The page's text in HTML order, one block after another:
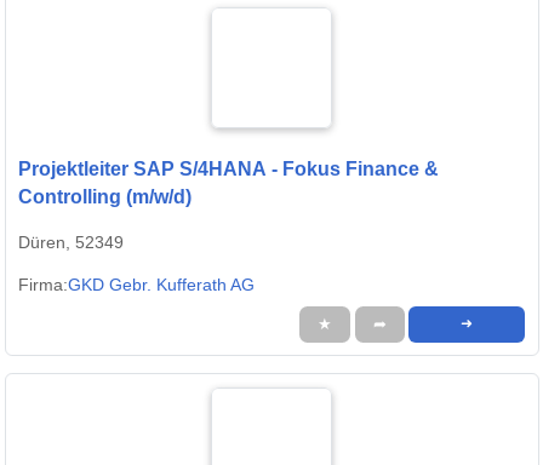
Projektleiter SAP S/4HANA - Fokus Finance &
Controlling (m/w/d)
Düren, 52349
Firma:GKD Gebr. Kufferath AG
★ ➦ ➜